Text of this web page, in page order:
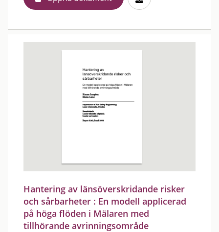
Hantering av länsöverskridande risker
och sårbarheter : En modell applicerad
på höga flöden i Mälaren med
tillhörande avrinningsområde